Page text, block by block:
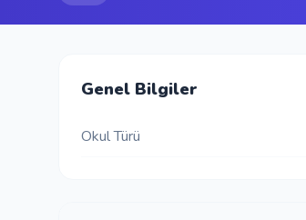
Genel Bilgiler
Okul Türü